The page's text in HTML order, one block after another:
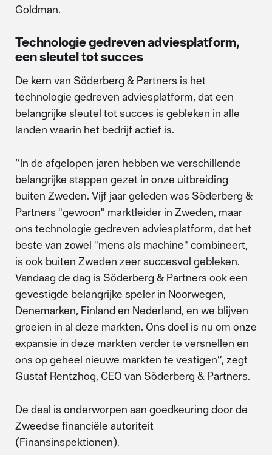
Goldman.
Technologie gedreven adviesplatform,
een sleutel tot succes
De kern van Söderberg & Partners is het
technologie gedreven adviesplatform, dat een
belangrijke sleutel tot succes is gebleken in alle
landen waarin het bedrijf actief is.
‘’In de afgelopen jaren hebben we verschillende
belangrijke stappen gezet in onze uitbreiding
buiten Zweden. Vijf jaar geleden was Söderberg &
Partners "gewoon" marktleider in Zweden, maar
ons technologie gedreven adviesplatform, dat het
beste van zowel "mens als machine" combineert,
is ook buiten Zweden zeer succesvol gebleken.
Vandaag de dag is Söderberg & Partners ook een
gevestigde belangrijke speler in Noorwegen,
Denemarken, Finland en Nederland, en we blijven
groeien in al deze markten. Ons doel is nu om onze
expansie in deze markten verder te versnellen en
ons op geheel nieuwe markten te vestigen’’, zegt
Gustaf Rentzhog, CEO van Söderberg & Partners.
De deal is onderworpen aan goedkeuring door de
Zweedse financiële autoriteit
(Finansinspektionen).